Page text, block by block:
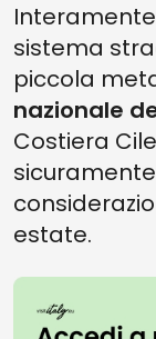
sistema
piccola
nazionale
Costiera
estate.